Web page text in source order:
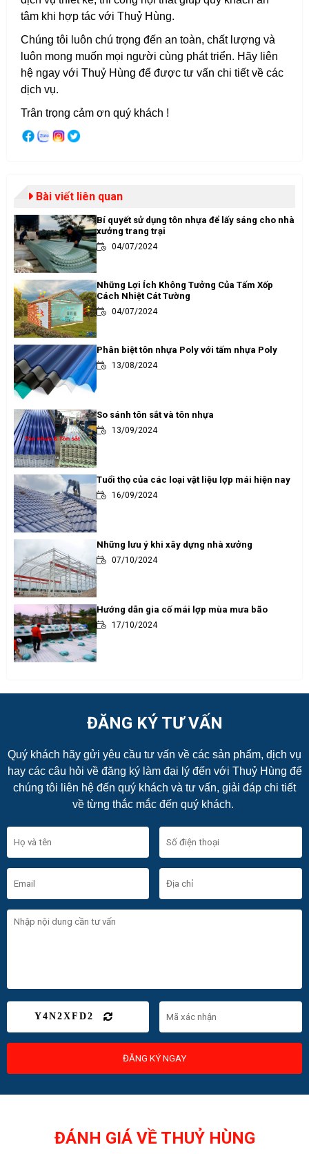
tâm khi hợp tác với Thuỷ Hùng.
Chúng tôi luôn chú trọng đến an toàn, chất lượng và
luôn mong muốn mọi người cùng phát triển. Hãy liên
hệ ngay với Thuỷ Hùng để được tư vấn chi tiết về các
dịch vụ.
Trân trọng cảm ơn quý khách !
Bài viết liên quan
Bí quyết sử dụng tôn nhựa để lấy sáng cho nhà
xưởng trang trại
04/07/2024
Những Lợi Ích Không Tưởng Của Tấm Xốp
Cách Nhiệt Cát Tường
04/07/2024
Phân biệt tôn nhựa Poly với tấm nhựa Poly
13/08/2024
So sánh tôn sắt và tôn nhựa
13/09/2024
Tuổi thọ của các loại vật liệu lợp mái hiện nay
16/09/2024
Những lưu ý khi xây dựng nhà xưởng
07/10/2024
Hướng dẫn gia cố mái lợp mùa mưa bão
17/10/2024
ĐĂNG KÝ TƯ VẤN
Quý khách hãy gửi yêu cầu tư vấn về các sản phẩm, dịch vụ
hay các câu hỏi về đăng ký làm đại lý đến với Thuỷ Hùng để
chúng tôi liên hệ đến quý khách và tư vấn, giải đáp chi tiết
về từng thắc mắc đến quý khách.
Y4N2XFD2
ĐĂNG KÝ NGAY
ĐÁNH GIÁ VỀ THUỶ HÙNG